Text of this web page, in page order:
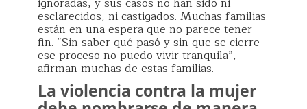
esclarecidos, ni castigados. Muchas familias
están en una espera que no parece tener
fin. “Sin saber qué pasó y sin que se cierre
ese proceso no puedo vivir tranquila”,
afirman muchas de estas familias.
La violencia contra la mujer